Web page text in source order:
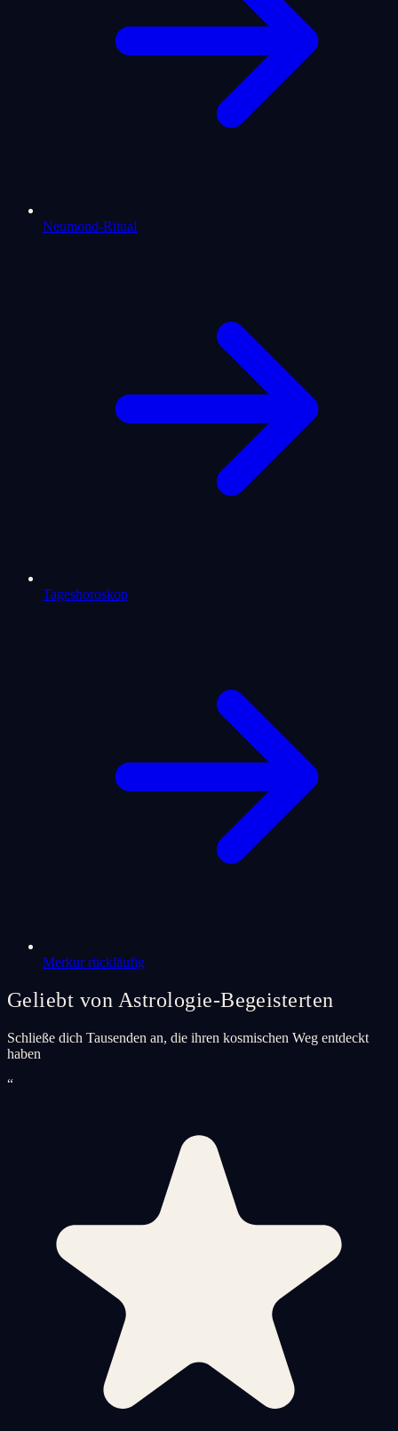
Neumond-Ritual
Tageshoroskop
Merkur rückläufig
Geliebt von Astrologie-Begeisterten
Schließe dich Tausenden an, die ihren kosmischen Weg entdeckt
haben
“